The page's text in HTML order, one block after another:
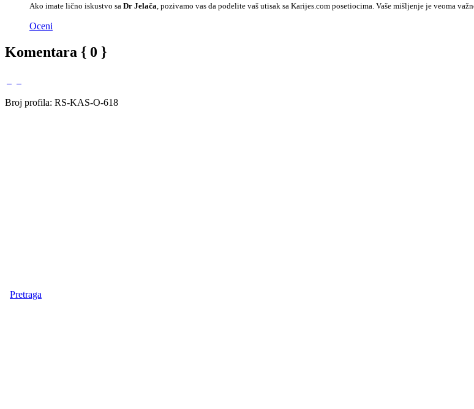
Ako imate lično iskustvo sa Dr Jelača , pozivamo vas da podelite vaš utisak sa Karijes.com posetiocima. Vaše mišljenje je veoma
Oceni
Komentara { 0 }
Broj profila: RS-KAS-O-618
Pretraga